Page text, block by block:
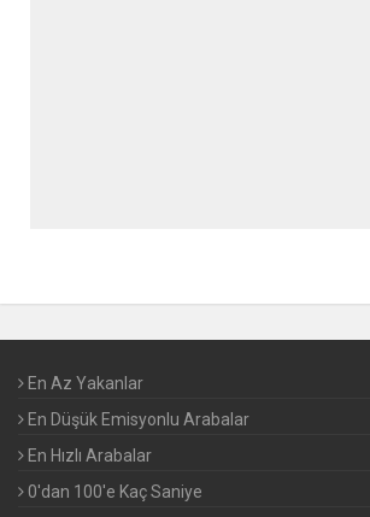
En Az Yakanlar
En Düşük Emisyonlu Arabalar
En Hızlı Arabalar
0'dan 100'e Kaç Saniye